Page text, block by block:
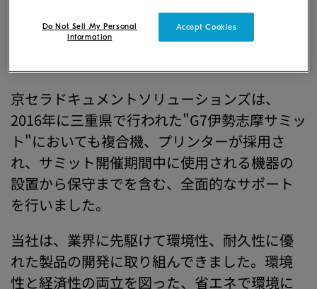
京セラドキュメントソリューションズは、
2016年に三重県で行われた"G7伊勢志摩サミッ
ト"においても複合機、プリンターが採用さ
れ、サミット開催期間中に使用される機器の
設置から保守までを含む、全面的なサポート
を行いました。
当社は、業界に先駆けて環境性、耐久性に優
れた製品の開発に取り組んできました。環境
性と経済性の両立を図った、省エネで環境に
Accept Cookies
Do Not Sell My Personal
Information